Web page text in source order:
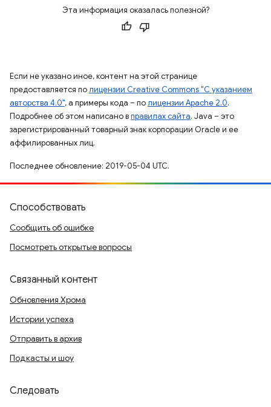
Эта информация оказалась полезной?
Если не указано иное, контент на этой странице
предоставляется полицензии Creative Commons "С указанием
авторства 4.0", а примеры кода – полицензии Apache 2.0.
Подробнее об этом написано вправилах сайта. Java – это
зарегистрированный товарный знак корпорации Oracle и ее
аффилированных лиц.
Последнее обновление: 2019-05-04 UTC.
Способствовать
Сообщить об ошибке
Посмотреть открытые вопросы
Связанный контент
Обновления Хрома
Истории успеха
Отправить в архив
Подкасты и шоу
Следовать